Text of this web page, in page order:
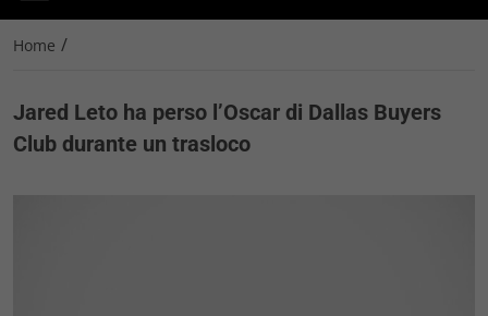
Home /
Jared Leto ha perso l’Oscar di Dallas Buyers
Club durante un trasloco